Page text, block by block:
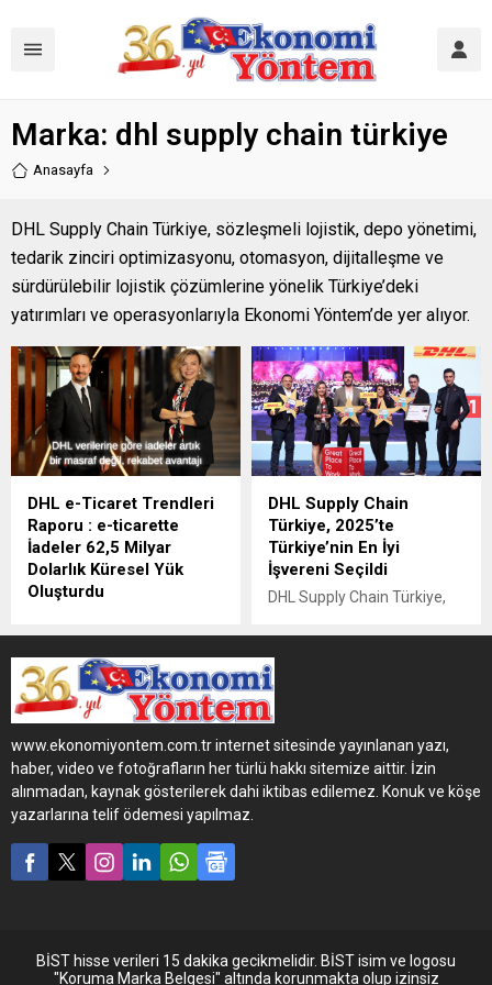
Marka: dhl supply chain türkiye
Anasayfa
DHL Supply Chain Türkiye, sözleşmeli lojistik, depo yönetimi,
tedarik zinciri optimizasyonu, otomasyon, dijitalleşme ve
sürdürülebilir lojistik çözümlerine yönelik Türkiye’deki
yatırımları ve operasyonlarıyla Ekonomi Yöntem’de yer alıyor.
DHL e-Ticaret Trendleri
Raporu : e-ticarette
İadeler 62,5 Milyar
Dolarlık Küresel Yük
Oluşturdu
oranları yüzde 90’a
ulaşırken küresel iade hacmi
62,5 milyar doları buldu. DHL,
iadeleri sürdürülebilir
lojistikle yönetiyor.
DHL Supply Chain
Türkiye, 2025’te
Türkiye’nin En İyi
İşvereni Seçildi
DHL Supply Chain Türkiye,
Enstitüsü tarafından
düzenlenen “Türkiye’nin En
İyi İşverenleri 2025”
araştırmasında 1000+
çalışan kategorisinde
birincilik ödülünü kazandı.
www.ekonomiyontem.com.tr internet sitesinde yayınlanan yazı,
haber, video ve fotoğrafların her türlü hakkı sitemize aittir. İzin
alınmadan, kaynak gösterilerek dahi iktibas edilemez. Konuk ve köşe
yazarlarına telif ödemesi yapılmaz.
BİST hisse verileri 15 dakika gecikmelidir. BİST isim ve logosu
"Koruma Marka Belgesi" altında korunmakta olup izinsiz